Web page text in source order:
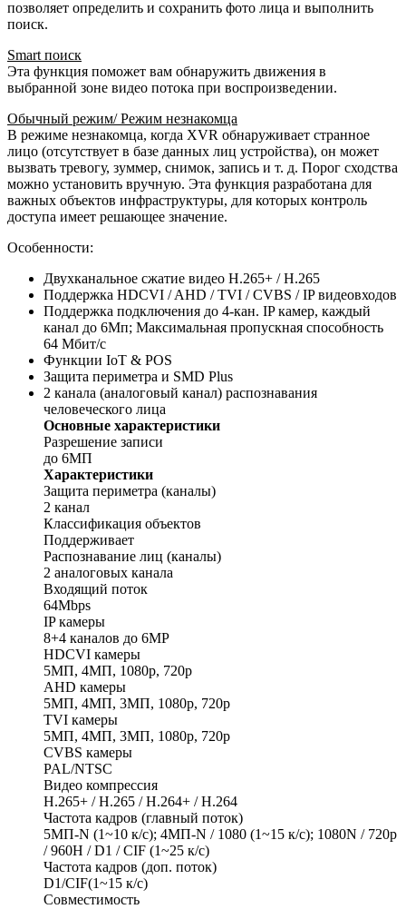
позволяет определить и сохранить фото лица и выполнить
поиск.
Smart поиск
Эта функция поможет вам обнаружить движения в
выбранной зоне видео потока при воспроизведении.
Обычный режим/ Режим незнакомца
В режиме незнакомца, когда XVR обнаруживает странное
лицо (отсутствует в базе данных лиц устройства), он может
вызвать тревогу, зуммер, снимок, запись и т. д. Порог сходства
можно установить вручную. Эта функция разработана для
важных объектов инфраструктуры, для которых контроль
доступа имеет решающее значение.
Особенности:
Двухканальное сжатие видео H.265+ / H.265
Поддержка HDCVI / AHD / TVI / CVBS / IP видеовходов
Поддержка подключения до 4-кан. IP камер, каждый
канал до 6Мп; Максимальная пропускная способность
64 Мбит/с
Функции IoT & POS
Защита периметра и SMD Plus
2 канала (аналоговый канал) распознавания
человеческого лица
Основные характеристики
Разрешение записи
до 6МП
Характеристики
Защита периметра (каналы)
2 канал
Классификация объектов
Поддерживает
Распознавание лиц (каналы)
2 аналоговых канала
Входящий поток
64Mbps
IP камеры
8+4 каналов до 6MP
HDCVI камеры
5МП, 4МП, 1080p, 720p
AHD камеры
5МП, 4МП, 3МП, 1080p, 720p
TVI камеры
5МП, 4МП, 3МП, 1080p, 720p
CVBS камеры
PAL/NTSC
Видео компрессия
H.265+ / H.265 / H.264+ / H.264
Частота кадров (главный поток)
5МП-N (1~10 к/с); 4МП-N / 1080 (1~15 к/с); 1080N / 720p
/ 960H / D1 / CIF (1~25 к/с)
Частота кадров (доп. поток)
D1/CIF(1~15 к/с)
Совместимость